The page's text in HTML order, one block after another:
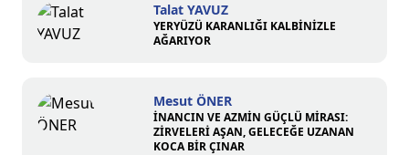
Talat YAVUZ
YERYÜZÜ KARANLIĞI KALBİNİZLE
AĞARIYOR
Mesut ÖNER
İNANCIN VE AZMİN GÜÇLÜ MİRASI:
ZİRVELERİ AŞAN, GELECEĞE UZANAN
KOCA BİR ÇINAR